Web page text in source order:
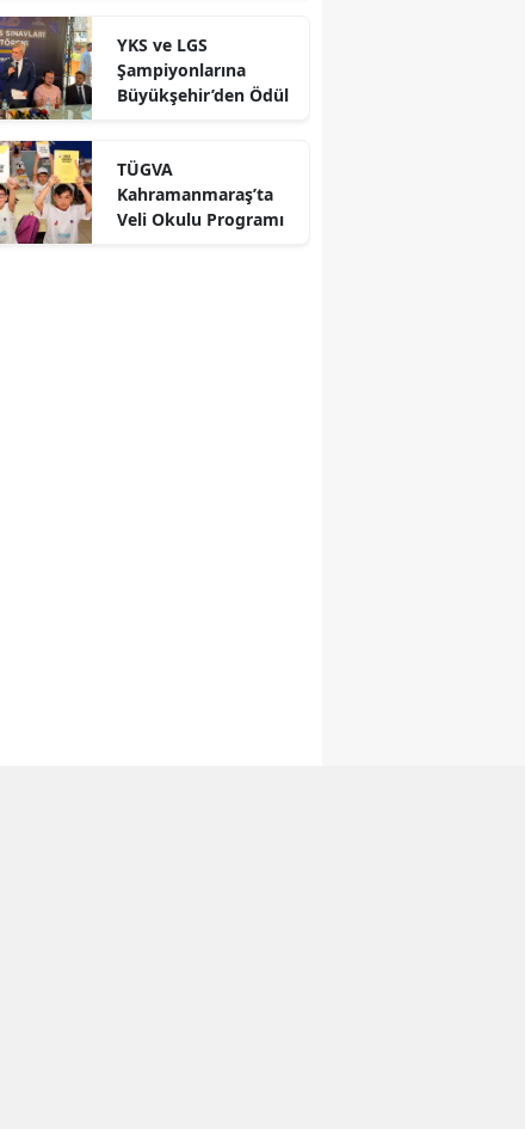
YKS ve LGS
Şampiyonlarına
Büyükşehir’den Ödül
TÜGVA
Kahramanmaraş’ta
Veli Okulu Programı